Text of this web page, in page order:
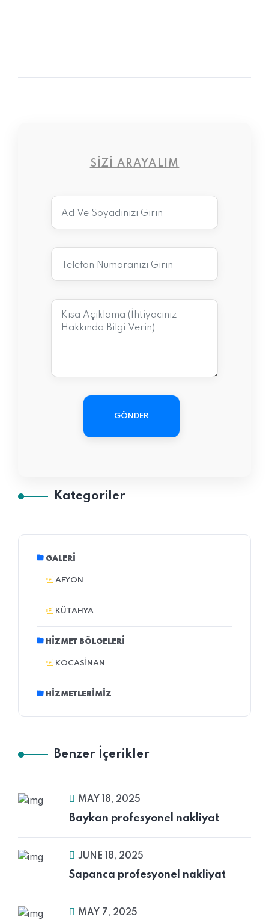
SIZI ARAYALIM
GÖNDER
Kategoriler
GALERI
AFYON
KÜTAHYA
HIZMET BÖLGELERI
KOCASINAN
HIZMETLERIMIZ
Benzer İçerikler
MAY 18, 2025
Baykan profesyonel nakliyat
JUNE 18, 2025
Sapanca profesyonel nakliyat
MAY 7, 2025